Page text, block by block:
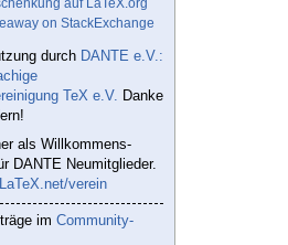
auf LaTeX.org
on StackExchange
durch DANTE e.V.:
TeX e.V. Danke
als Willkommens-
DANTE Neumitglieder.
LaTeX.net/verein
im Community-